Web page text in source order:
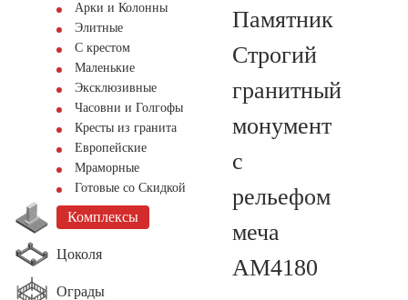
Арки и Колонны
Элитные
С крестом
Маленькие
Эксклюзивные
Часовни и Голгофы
Кресты из гранита
Европейские
Мраморные
Готовые со Скидкой
Комплексы
Цоколя
Ограды
Памятник
Строгий
гранитный
монумент
с
рельефом
меча
AM4180